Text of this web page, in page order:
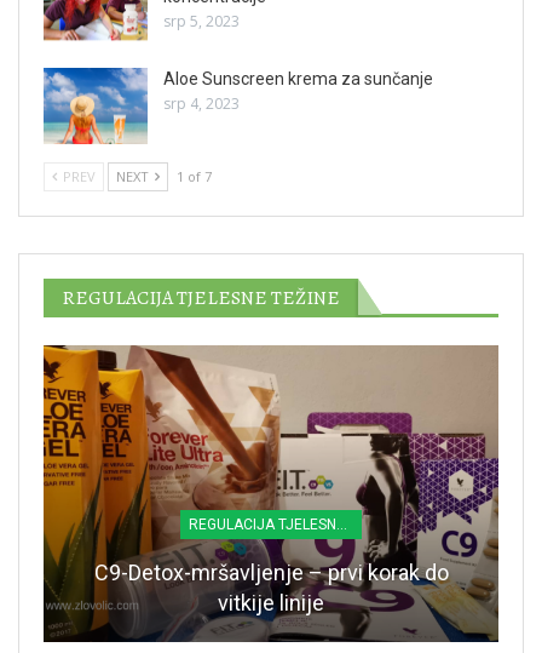
srp 5, 2023
Aloe Sunscreen krema za sunčanje
srp 4, 2023
PREV NEXT 1 of 7
REGULACIJA TJELESNE TEŽINE
C9-Detox-mršavljenje – prvi korak do
vitkije linije